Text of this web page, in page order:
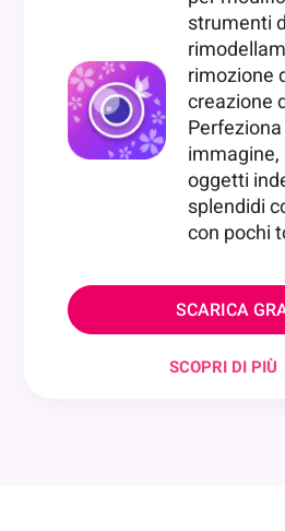
strumenti
rimozione
creazione
immagine,
oggetti
splendidi
con pochi
SCARICA
SCOPRI DI PIÙ